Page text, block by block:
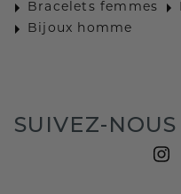
Bracelets femmes
Bijoux homme
SUIVEZ-